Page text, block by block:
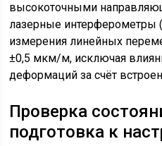
высокоточными
лазерные интерферометры
измерения линейных
±0,5 мкм/м, исключая
деформаций за счёт
Проверка
подготовка к